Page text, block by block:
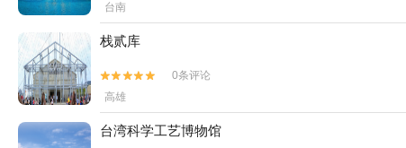
台南
栈贰库


0条评论
高雄
台湾科学工艺博物馆